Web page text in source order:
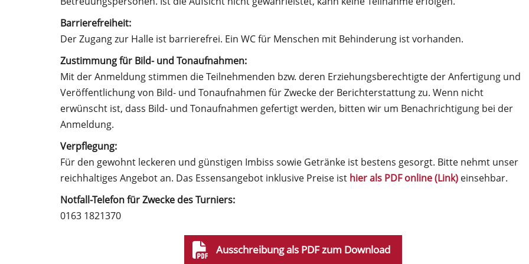
Barrierefreiheit:
Der Zugang zur Halle ist barrierefrei. Ein WC für Menschen mit Behinderung ist vorhanden.
Zustimmung für Bild- und Tonaufnahmen:
Mit der Anmeldung stimmen die Teilnehmenden bzw. deren Erziehungsberechtigte der Anfertigung und
Veröffentlichung von Bild- und Tonaufnahmen für Zwecke der Berichterstattung zu. Wenn nicht
erwünscht ist, dass Bild- und Tonaufnahmen gefertigt werden, bitten wir um Benachrichtigung bei der
Anmeldung.
Verpflegung:
Für den gewohnt leckeren und günstigen Imbiss sowie Getränke ist bestens gesorgt. Bitte nehmt unser
reichhaltiges Angebot an. Das Essensangebot inklusive Preise ist hier als PDF online(Link) einsehbar.
Notfall-Telefon für Zwecke des Turniers:
0163 1821370
Ausschreibung als PDF zum Download